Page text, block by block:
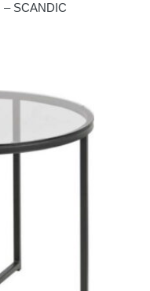
SCANDIC